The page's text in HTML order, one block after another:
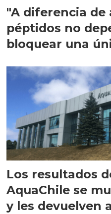
"A diferencia
péptidos no
bloquear una
Los resultados
AquaChile se
y les devuelven